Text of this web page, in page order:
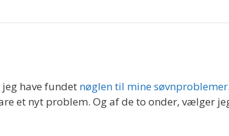
have fundet nøglen til mine søvnproblemer
et nyt problem. Og af de to onder, vælger